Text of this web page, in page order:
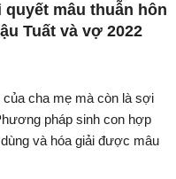
mâu thuẫn hôn
Tuất và vợ 2022
cha mẹ mà còn là sợi
pháp sinh con hợp
và hóa giải được mâu